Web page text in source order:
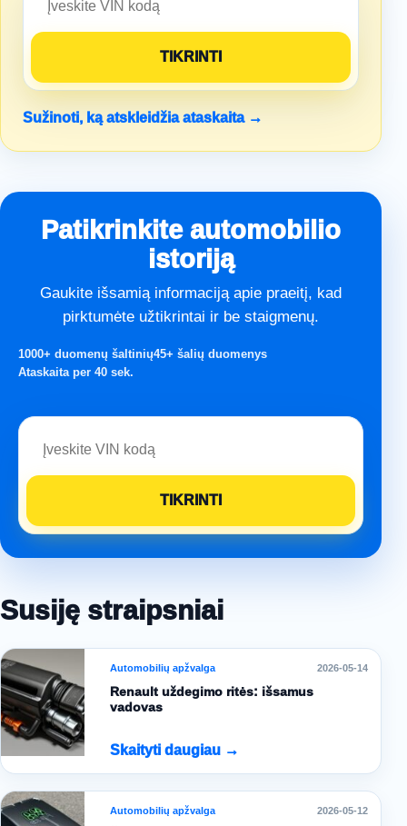
Sužinoti, ką atskleidžia ataskaita →
Patikrinkite automobilio
istoriją
Gaukite išsamią informaciją apie praeitį, kad
pirktumėte užtikrintai ir be staigmenų.
1000+ duomenų šaltinių45+ šalių duomenys
Ataskaita per 40 sek.
Susiję straipsniai
Automobilių apžvalga 2026-05-14
Renault uždegimo ritės: išsamus
vadovas
Skaityti daugiau →
Automobilių apžvalga 2026-05-12